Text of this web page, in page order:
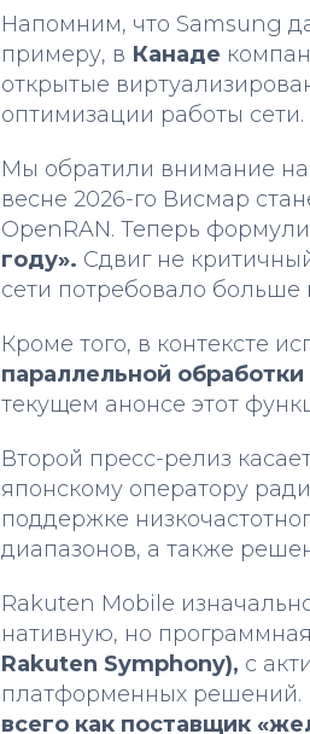
Напомним, что Samsung
примеру, в Канаде
открытые
оптимизации работы сети.
Мы обратили внимание на
весне 2026-го Висмар
OpenRAN. Теперь
году». Сдвиг не
сети потребовало
Кроме того, в контексте
параллельной
текущем анонсе этот
Второй пресс-релиз
японскому оператору
поддержке
диапазонов, а также
Rakuten Mobile
нативную, но
Rakuten Symphony), с
платформенных решений.
всего как поставщик